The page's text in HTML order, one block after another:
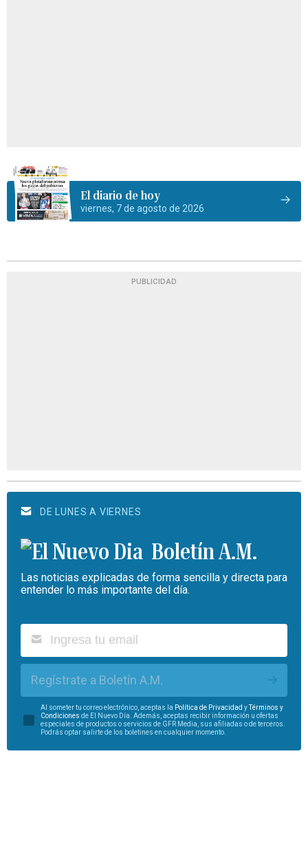
El diario de hoy
viernes, 7 de agosto de 2026
PUBLICIDAD
DE LUNES A VIERNES
Boletín A.M.
Las noticias explicadas de forma sencilla y directa para
entender lo más importante del día.
Regístrate a Boletín A.M.
Al someter tu correo electrónico, aceptas la Política de Privacidad yTérminos y
Condiciones de El Nuevo Día. Además, aceptas recibir información u ofertas
especiales de productos o servicios de GFR Media, sus afiliadas o de terceros.
Podrás optar salirte de los boletines en cualquier momento.